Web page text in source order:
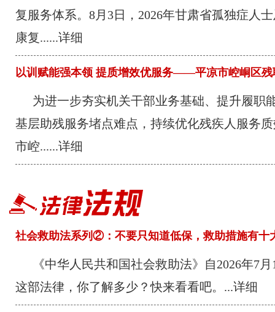
复服务体系。8月3日，2026年甘肃省孤独症人
康复......详细
以训赋能强本领 提质增效优服务——平凉市崆峒区残
能力提升培训
为进一步夯实机关干部业务基础、提升履职
基层助残服务堵点难点，持续优化残疾人服务
市崆......详细
社会救助法系列②：不要只知道低保，救助措施有十
《中华人民共和国社会救助法》自2026年7
这部法律，你了解多少？快来看看吧。 ...详细